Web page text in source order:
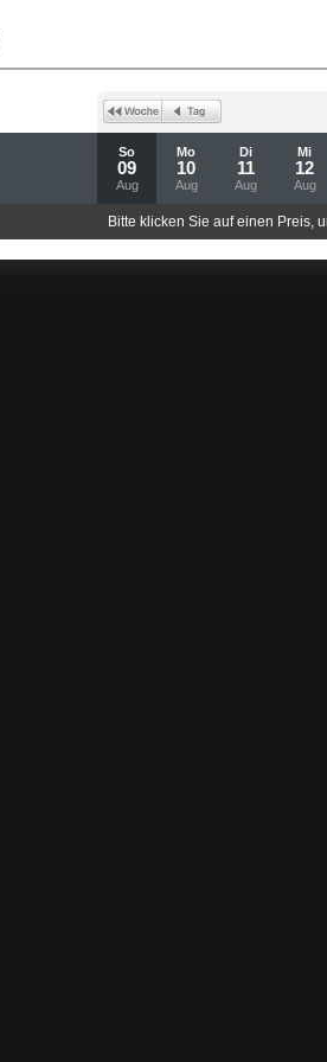
So
09
Aug
Mo
10
Aug
Di
11
Aug
Mi
12
Aug
Bitte klicken Sie auf einen Preis,